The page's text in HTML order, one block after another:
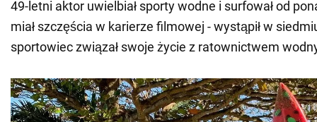
49-letni aktor uwielbiał sporty wodne i surfował od
miał szczęścia w karierze filmowej - wystąpił w
sportowiec związał swoje życie z ratownictwem